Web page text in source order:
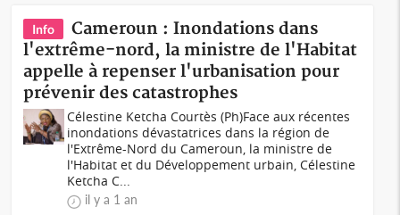
Info
Cameroun : Inondations dans
l'extrême-nord, la ministre de l'Habitat
appelle à repenser l'urbanisation pour
prévenir des catastrophes
Célestine Ketcha Courtès (Ph)Face aux récentes
inondations dévastatrices dans la région de
l'Extrême-Nord du Cameroun, la ministre de
l'Habitat et du Développement urbain, Célestine
Ketcha C...
il y a 1 an